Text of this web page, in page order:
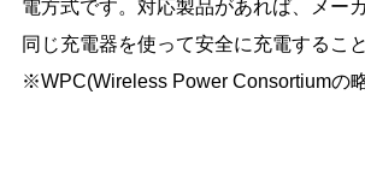
電方式です。対応製品があれば、メー
同じ充電器を使って安全に充電するこ
※WPC(Wireless Power Consortiumの